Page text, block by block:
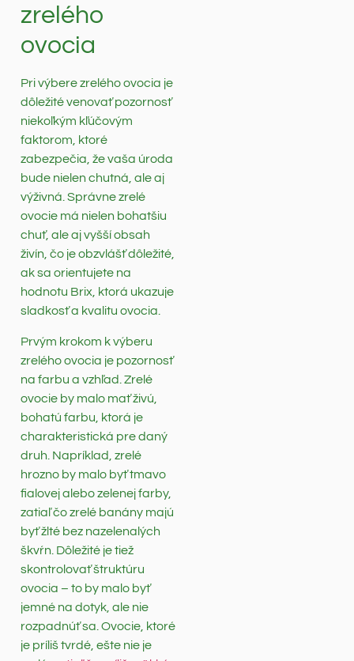
zrelého
ovocia
Pri výbere zrelého ovocia je
dôležité venovať pozornosť
niekoľkým kľúčovým
faktorom, ktoré
zabezpečia, že vaša úroda
bude nielen chutná, ale aj
výživná. Správne zrelé
ovocie má nielen bohatšiu
chuť, ale aj vyšší obsah
živín, čo je obzvlášť dôležité,
ak sa orientujete na
hodnotu Brix, ktorá ukazuje
sladkosť a kvalitu ovocia.
Prvým krokom k výberu
zrelého ovocia je pozornosť
na farbu a vzhľad. Zrelé
ovocie by malo mať živú,
bohatú farbu, ktorá je
charakteristická pre daný
druh. Napríklad, zrelé
hrozno by malo byť tmavo
fialovej alebo zelenej farby,
zatiaľ čo zrelé banány majú
byť žlté bez nazelenalých
škvŕn. Dôležité je tiež
skontrolovať štruktúru
ovocia – to by malo byť
jemné na dotyk, ale nie
rozpadnúť sa. Ovocie, ktoré
je príliš tvrdé, ešte nie je